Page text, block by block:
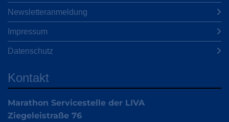
Newsletteranmeldung
Impressum
Datenschutz
Kontakt
Marathon Servicestelle der LIVA
Ziegeleistraße 76